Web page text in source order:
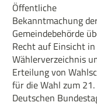
Öffentliche
Bekanntmachung
Gemeindebehörde
Recht auf Einsicht in
Wählerverzeichnis
Erteilung von
für die Wahl zum 21.
Deutschen